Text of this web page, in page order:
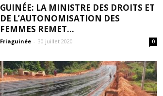
GUINÉE: LA MINISTRE DES DROITS ET
DE L’AUTONOMISATION DES
FEMMES REMET...
Friaguinée - 30 juillet 2020 0